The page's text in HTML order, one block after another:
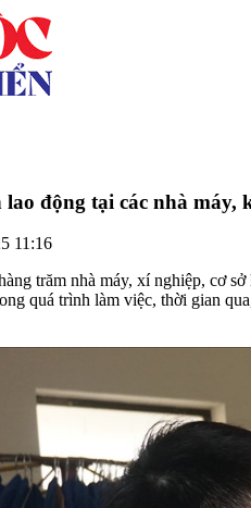
lao động tại các nhà máy,
11:16
trăm nhà máy, xí nghiệp, cơ
quá trình làm việc, thời gian